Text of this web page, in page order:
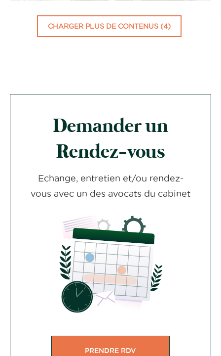
CHARGER PLUS DE CONTENUS (4)
Demander un
Rendez-vous
Echange, entretien et/ou rendez-
vous avec un des avocats du cabinet
PRENDRE RDV